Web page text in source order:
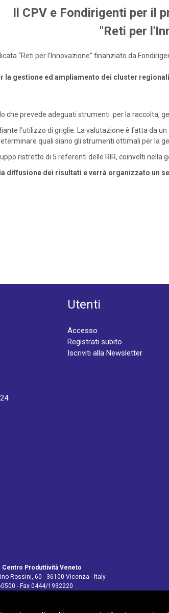
Il CPV e Fondirigenti per il
"Reti per
“Reti per l’Innovazione” finanziato da
la gestione ed ampliamento dei cluster
che prevede adeguati strumenti per la raccolta,
l’utilizzo di griglie. La valutazione è fatta da
quali siano gli strumenti ottimali per la
ristretto di 5 referenti delle RIR, coinvolti nella
diffusione dei risultati e verrà organizzato
Utenti
Accesso
Registrati subito
Iscriviti alla Newsletter
Centro Produttività Veneto
Rossini, 60 - 36100 Vicenza - Italy
- Fax 0444/1932220